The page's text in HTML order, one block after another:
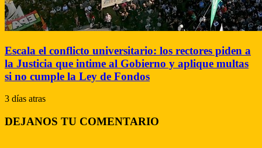
Escala el conflicto universitario: los rectores piden a
la Justicia que intime al Gobierno y aplique multas
si no cumple la Ley de Fondos
3 días atras
DEJANOS TU COMENTARIO